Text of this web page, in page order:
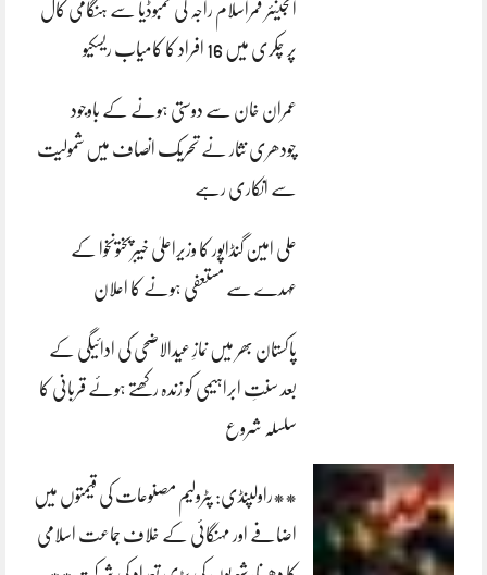
انجینئر قمراسلام راجہ کی کمبوڈیا سے ہنگامی کال
پر چکری میں 16 افراد کا کامیاب ریسکیو
عمران خان سے دوستی ہونے کے باوجود
چودھری نثار نے تحریک انصاف میں شمولیت
سے انکاری رہے
علی امین گنڈاپور کا وزیراعلیٰ خیبرپختونخوا کے
عہدے سے مستعفی ہونے کا اعلان
پاکستان بھر میں نمازِ عیدالاضحی کی ادائیگی کے
بعد سنتِ ابراہیمی کو زندہ رکھتے ہوئے قربانی کا
سلسلہ شروع
**راولپنڈی: پٹرولیم مصنوعات کی قیمتوں میں
اضافے اور مہنگائی کے خلاف جماعت اسلامی